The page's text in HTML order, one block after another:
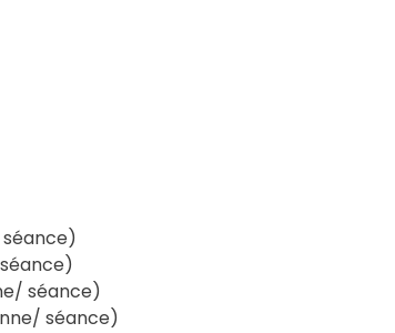
séance)
séance)